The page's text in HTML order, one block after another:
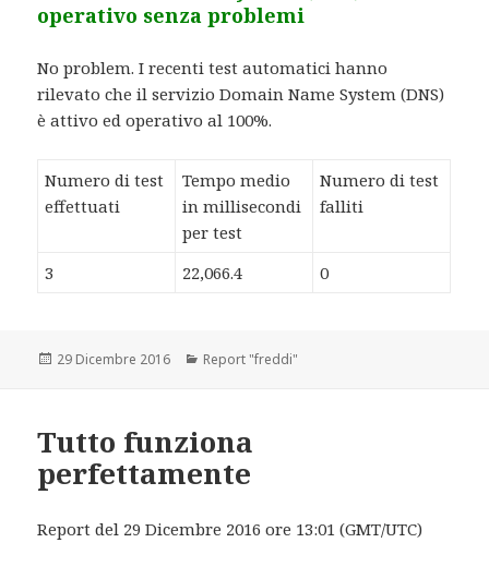
operativo senza problemi
No problem. I recenti test automatici hanno
rilevato che il servizio Domain Name System (DNS)
è attivo ed operativo al 100%.
Numero di test
effettuati
Tempo medio
in millisecondi
per test
Numero di test
falliti
3 22,066.4 0
Scritto
29 Dicembre 2016 Categorie
Report "freddi"
Tutto funziona
perfettamente
Report del 29 Dicembre 2016 ore 13:01 (GMT/UTC)